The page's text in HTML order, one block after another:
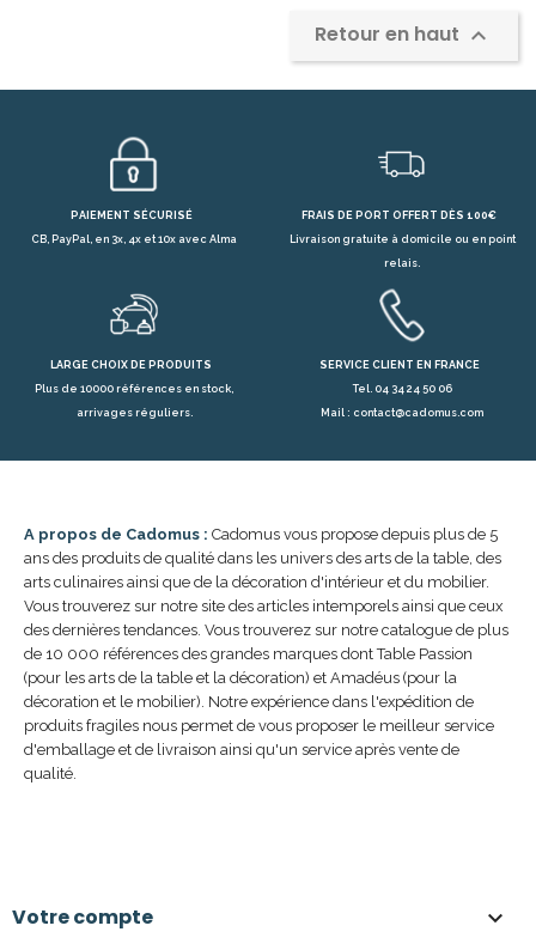
Retour en haut 
PAIEMENT SÉCURISÉ
CB, PayPal, en 3x, 4x et 10x avec Alma
FRAIS DE PORT OFFERT DÈS 100€
Livraison gratuite à domicile ou en point
relais.
LARGE CHOIX DE PRODUITS
Plus de 10000 références en stock,
arrivages réguliers.
SERVICE CLIENT EN FRANCE
Tel. 04 34 24 50 06
Mail : contact@cadomus.com
A propos de Cadomus : Cadomus vous propose depuis plus de 5
ans des produits de qualité dans les univers des arts de la table, des
arts culinaires ainsi que de la décoration d'intérieur et du mobilier.
Vous trouverez sur notre site des articles intemporels ainsi que ceux
des dernières tendances. Vous trouverez sur notre catalogue de plus
de 10 000 références des grandes marques dont Table Passion
(pour les arts de la table et la décoration) et Amadéus (pour la
décoration et le mobilier). Notre expérience dans l'expédition de
produits fragiles nous permet de vous proposer le meilleur service
d'emballage et de livraison ainsi qu'un service après vente de
qualité.
Votre compte 